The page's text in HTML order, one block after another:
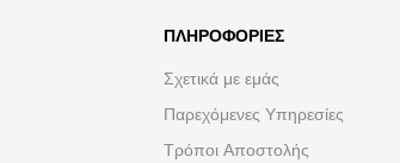
ΠΛΗΡΟΦΟΡΊΕΣ
Σχετικά με εμάς
Παρεχόμενες Υπηρεσίες
Τρόποι Αποστολής